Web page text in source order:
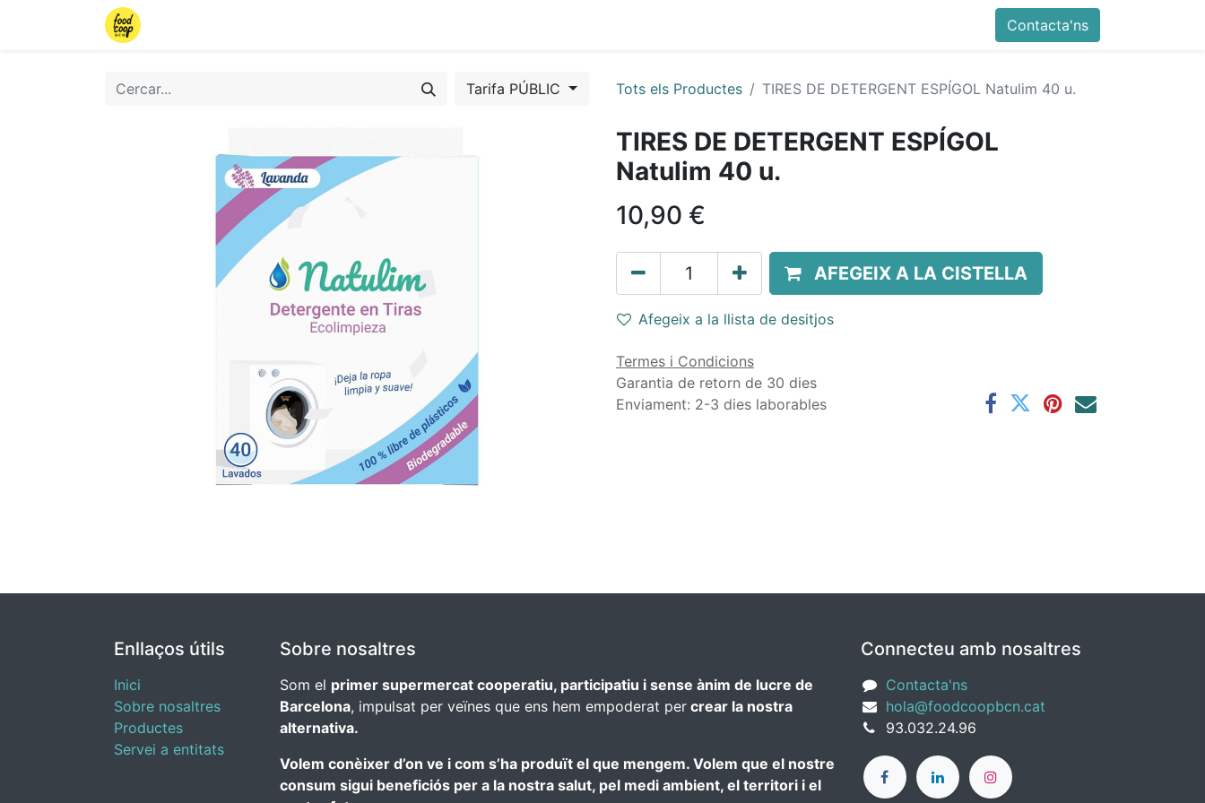
Contacta'ns
Tarifa PÚBLIC Tots els Productes TIRES DE DETERGENT ESPÍGOL Natulim 40 u.
TIRES DE DETERGENT ESPÍGOL
Natulim 40 u.
10,90 €
AFEGEIX A LA CISTELLA
Afegeix a la llista de desitjos
Termes i Condicions
Garantia de retorn de 30 dies
Enviament: 2-3 dies laborables
Enllaços útils
Inici
Sobre nosaltres
Productes
Servei a entitats
Sobre nosaltres
Som el primer supermercat cooperatiu, participatiu i sense ànim de lucre de
Barcelona, impulsat per veïnes que ens hem empoderat per crear la nostra
alternativa.
Volem conèixer d’on ve i com s’ha produït el que mengem. Volem que el nostre
consum sigui beneficiós per a la nostra salut, pel medi ambient, el territori i el
Connecteu amb nosaltres
Contacta'ns
hola@foodcoopbcn.cat
93.032.24.96